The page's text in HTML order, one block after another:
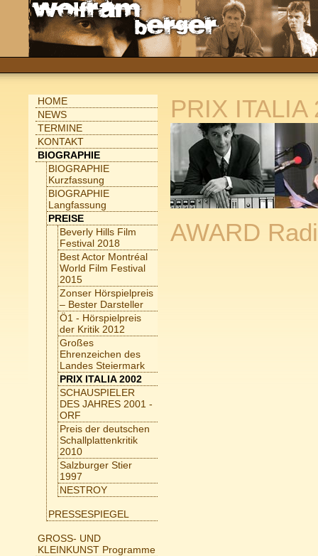
HOME
NEWS
TERMINE
KONTAKT
BIOGRAPHIE
BIOGRAPHIE
Kurzfassung
BIOGRAPHIE
Langfassung
PREISE
Beverly Hills Film
Festival 2018
Best Actor Montréal
World Film Festival
2015
Zonser Hörspielpreis
– Bester Darsteller
Ö1 - Hörspielpreis
der Kritik 2012
Großes
Ehrenzeichen des
Landes Steiermark
PRIX ITALIA 2002
SCHAUSPIELER
DES JAHRES 2001 -
ORF
Preis der deutschen
Schallplattenkritik
2010
Salzburger Stier
1997
NESTROY
PRESSESPIEGEL
GROSS- UND
KLEINKUNST Programme
PRIX ITALIA
AWARD